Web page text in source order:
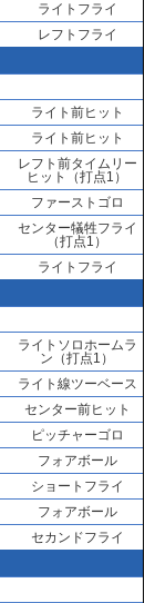
ライトフライ
レフトフライ
ライト前ヒット
ライト前ヒット
レフト前タイムリー
ヒット（打点1）
ファーストゴロ
センター犠牲フライ
（打点1）
ライトフライ
ライトソロホームラ
ン（打点1）
ライト線ツーベース
センター前ヒット
ピッチャーゴロ
フォアボール
ショートフライ
フォアボール
セカンドフライ